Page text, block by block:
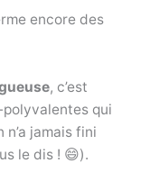
encore des
, c’est
qui
jamais fini
le dis ! 😄).